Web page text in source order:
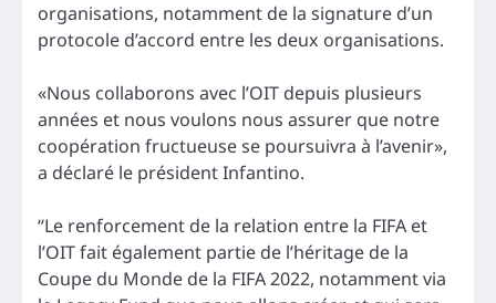
organisations, notamment de la signature d’un
protocole d’accord entre les deux organisations.
«Nous collaborons avec l’OIT depuis plusieurs
années et nous voulons nous assurer que notre
coopération fructueuse se poursuivra à l’avenir»,
a déclaré le président Infantino.
“Le renforcement de la relation entre la FIFA et
l’OIT fait également partie de l’héritage de la
Coupe du Monde de la FIFA 2022, notamment via